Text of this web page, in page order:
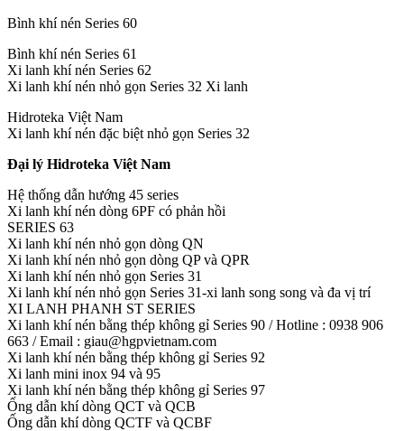
Bình khí nén Series 60
Bình khí nén Series 61
Xi lanh khí nén Series 62
Xi lanh khí nén nhỏ gọn Series 32 Xi lanh
Hidroteka Việt Nam
Xi lanh khí nén đặc biệt nhỏ gọn Series 32
Đại lý Hidroteka Việt Nam
Hệ thống dẫn hướng 45 series
Xi lanh khí nén dòng 6PF có phản hồi
SERIES 63
Xi lanh khí nén nhỏ gọn dòng QN
Xi lanh khí nén nhỏ gọn dòng QP và QPR
Xi lanh khí nén nhỏ gọn Series 31
Xi lanh khí nén nhỏ gọn Series 31-xi lanh song song và đa vị trí
XI LANH PHANH ST SERIES
Xi lanh khí nén bằng thép không gỉ Series 90 / Hotline : 0938 906
663 / Email : giau@hgpvietnam.com
Xi lanh khí nén bằng thép không gỉ Series 92
Xi lanh mini inox 94 và 95
Xi lanh khí nén bằng thép không gỉ Series 97
Ống dẫn khí dòng QCT và QCB
Ống dẫn khí dòng QCTF và QCBF